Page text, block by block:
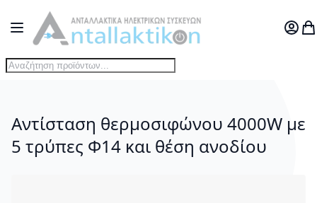
Μετάβαση στο περιεχόμενο
Toggle Nav
Ο
Αντίσταση θερμοσιφώνου 4000W με
5 τρύπες Φ14 και θέση ανοδίου